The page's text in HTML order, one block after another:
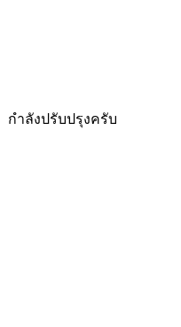
กำลังปรับปรุงครับ